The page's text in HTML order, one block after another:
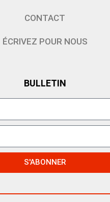
CONTACT
ÉCRIVEZ POUR NOUS
BULLETIN
S'ABONNER